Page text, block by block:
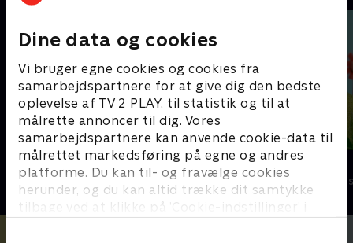
Dine data og cookies
Vi bruger egne cookies og cookies fra
samarbejdspartnere for at give dig den bedste
oplevelse af TV 2 PLAY, til statistik og til at
målrette annoncer til dig. Vores
samarbejdspartnere kan anvende cookie-data til
målrettet markedsføring på egne og andres
platforme. Du kan til- og fravælge cookies
herunder, og du kan altid trække dit samtykke
tilbage ved at klikke på ’Cookie-indstillinger’ i
Stor & Lille
Børneserier • 1 sæsoner
Lillefinger
Børneserier • 1